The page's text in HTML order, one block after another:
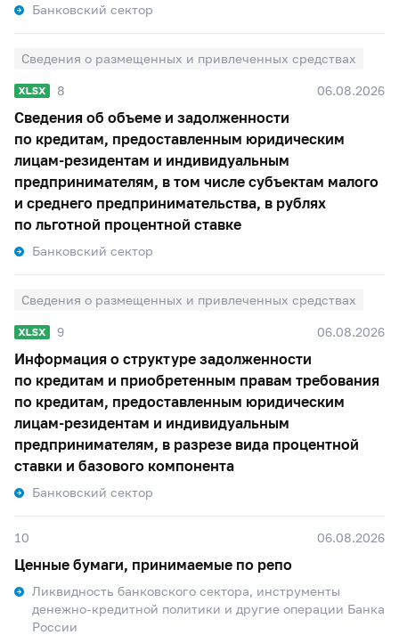
Банковский сектор
Сведения о размещенных и привлеченных средствах
8 06.08.2026
Сведения об объеме и задолженности
по кредитам, предоставленным юридическим
лицам-резидентам и индивидуальным
предпринимателям, в том числе субъектам малого
и среднего предпринимательства, в рублях
по льготной процентной ставке
Банковский сектор
Сведения о размещенных и привлеченных средствах
9 06.08.2026
Информация о структуре задолженности
по кредитам и приобретенным правам требования
по кредитам, предоставленным юридическим
лицам-резидентам и индивидуальным
предпринимателям, в разрезе вида процентной
ставки и базового компонента
Банковский сектор
10 06.08.2026
Ценные бумаги, принимаемые по репо
Ликвидность банковского сектора, инструменты
денежно-кредитной политики и другие операции Банка
России